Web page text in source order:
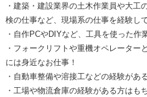
・建築・建設業界の土木作業員や大工
検の仕事など、現場系の仕事を経験し
・自作PCやDIYなど、工具を使った作
・フォークリフトや重機オペレーター
には身近なお仕事！
・自動車整備や溶接工などの経験があ
・工場や物流倉庫の経験がある方はも